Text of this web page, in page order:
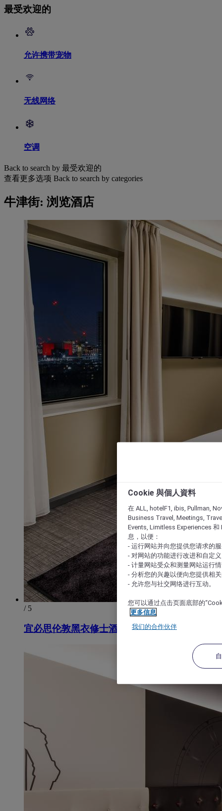
最受欢迎的
允许携带宠物
无线网络
空调
Back to search by 最受欢迎的
查看更多选项 Back to search by categories
牛津街: 浏览酒店
/ 5
宜必思伦敦黑衣修士酒店
Cookie 與個人資料
在 ALL, hotelF1, ibis, Pullman,
Business Travel, Meetings,
Events, Limitless Experiences 和
息，以便：
- 运行网站并向您提供您请求的
- 对网站的功能进行改进和自定义
- 计量网站受众和测量网站运行
- 分析您的兴趣以便向您提供相
- 允许您与社交网络进行互动。
您可以通过点击页面底部的
更多信息
我们的合作伙伴